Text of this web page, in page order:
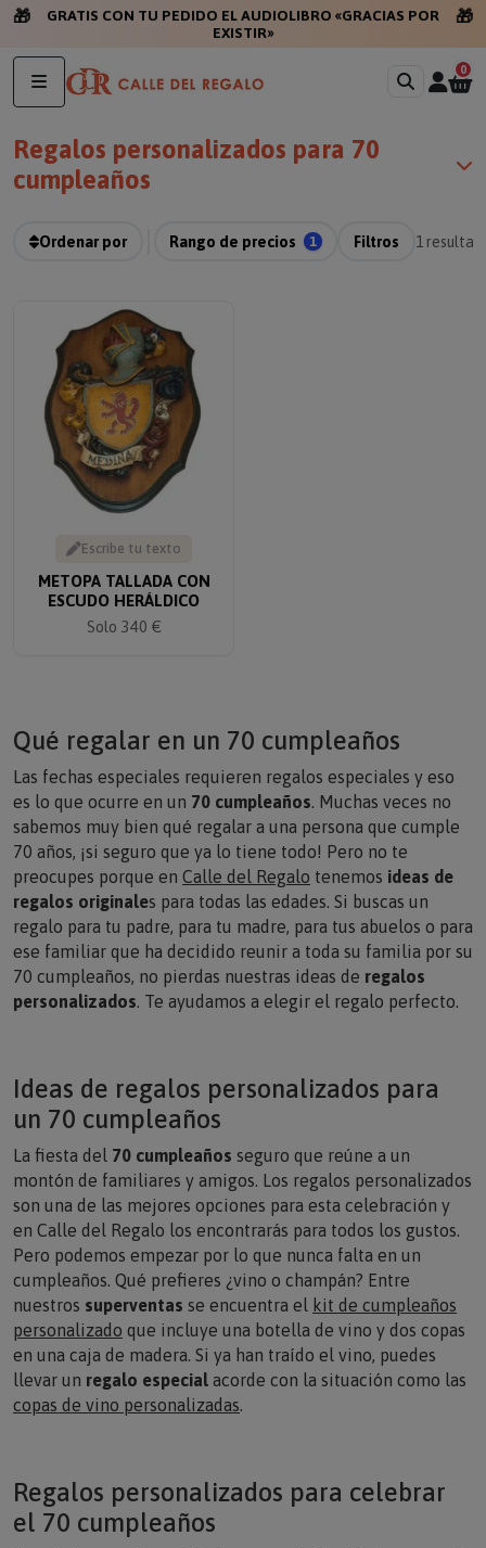
🎁
GRATIS CON TU PEDIDO EL AUDIOLIBRO «GRACIAS POR
EXISTIR»
🎁
0
Regalos personalizados para 70
cumpleaños
Ordenar por Rango de precios 1 Filtros 1
Escribe tu texto
METOPA TALLADA CON
ESCUDO HERÁLDICO
Solo 340 €
Qué regalar en un 70 cumpleaños
Las fechas especiales requieren regalos especiales y eso
es lo que ocurre en un 70 cumpleaños. Muchas veces no
sabemos muy bien qué regalar a una persona que cumple
70 años, ¡si seguro que ya lo tiene todo! Pero no te
preocupes porque en Calle del Regalo tenemos ideas de
regalos originales para todas las edades. Si buscas un
regalo para tu padre, para tu madre, para tus abuelos o para
ese familiar que ha decidido reunir a toda su familia por su
70 cumpleaños, no pierdas nuestras ideas de regalos
personalizados. Te ayudamos a elegir el regalo perfecto.
Ideas de regalos personalizados para
un 70 cumpleaños
La fiesta del 70 cumpleaños seguro que reúne a un
montón de familiares y amigos. Los regalos personalizados
son una de las mejores opciones para esta celebración y
en Calle del Regalo los encontrarás para todos los gustos.
Pero podemos empezar por lo que nunca falta en un
cumpleaños. Qué prefieres ¿vino o champán? Entre
nuestros superventas se encuentra el kit de cumpleaños
personalizado que incluye una botella de vino y dos copas
en una caja de madera. Si ya han traído el vino, puedes
llevar un regalo especial acorde con la situación como las
copas de vino personalizadas.
Regalos personalizados para celebrar
el 70 cumpleaños